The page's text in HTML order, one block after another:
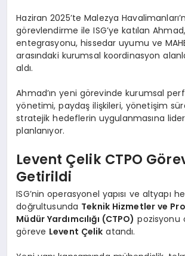
Haziran 2025’te Malezya
görevlendirme ile ISG’ye katılan
entegrasyonu, hissedar uyumu ve
arasındaki kurumsal koordinasyon
aldı.
Ahmad’ın yeni görevinde kurumsal
yönetimi, paydaş ilişkileri, yönetişim
stratejik hedeflerin uygulanmasına
planlanıyor.
Levent Çelik CTPO
Getirildi
ISG’nin operasyonel yapısı ve altyapı
doğrultusunda Teknik Hizmetler ve
Müdür Yardımcılığı (CTPO) pozisyonu
göreve Levent Çelik atandı.